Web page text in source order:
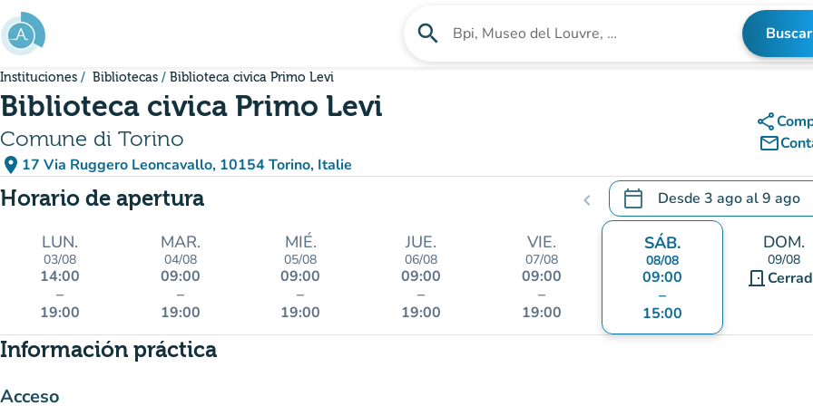
Ir al contenido principal
search Buscar un establecimiento Buscar
Instituciones Bibliotecas Biblioteca civica Primo Levi
Biblioteca civica Primo Levi
Comune di Torino
place 17 Via Ruggero Leoncavallo, 10154 Torino, Italie
(abrir en Google Maps)
(nueva pestaña)
share
mail_outline
Horario de apertura chevron_left calendar_today Desde 3 agoal9 ago
.Abra el calendario para
LUN.
03/08
14:00
–
19:00
MAR.
04/08
09:00
–
19:00
MIÉ.
05/08
09:00
–
19:00
JUE.
06/08
09:00
–
19:00
VIE.
07/08
09:00
–
19:00
SÁB.
08/08
09:00
–
15:00
DOM.
09/08
door_front
Información práctica
Acceso